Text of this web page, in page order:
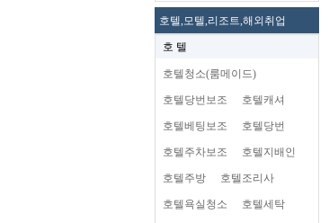
호텔,모텔,리조트,해외취업
호 텔
호텔청소(룸메이드)
호텔당번보조 호텔캐셔
호텔베팅보조 호텔당번
호텔주차보조 호텔지배인
호텔주방 호텔조리사
호텔욕실청소 호텔세탁